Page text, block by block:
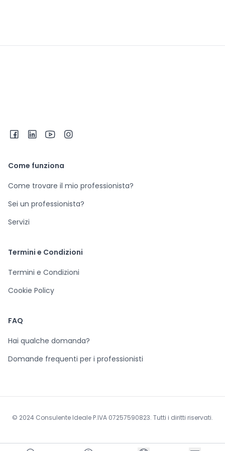
Come funziona
Come trovare il mio professionista?
Sei un professionista?
Servizi
Termini e Condizioni
Termini e Condizioni
Cookie Policy
FAQ
Hai qualche domanda?
Domande frequenti per i professionisti
© 2024 Consulente Ideale P.IVA 07257590823. Tutti i diritti riservati.